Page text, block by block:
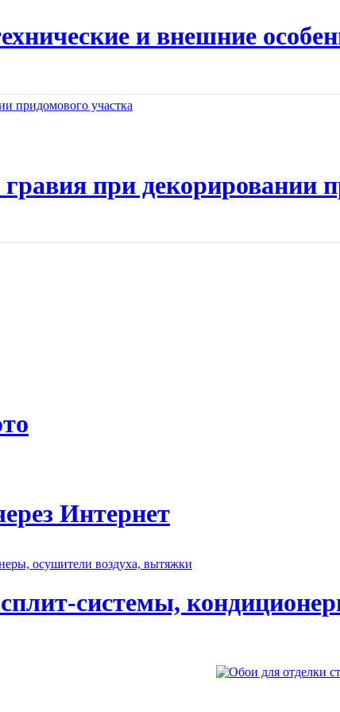
и внешние
при декорировании
Интернет
системы,